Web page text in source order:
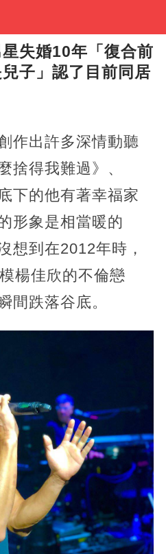
失婚10年「復合前
子」認了目前同居
作出許多深情動聽
捨得我難過》、
下的他有著幸福家
形象是相當暖的
想到在2012年時，
楊佳欣的不倫戀
間跌落谷底。